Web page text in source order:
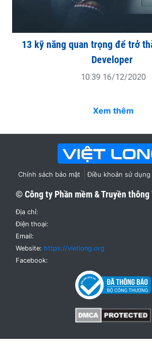
13 kỹ năng quan trọng để trở
Developer
10:39 16/12/2020
Xem thêm
Chính sách bảo mật Điều khoản sử dụng
© Công ty Phần mềm & Truyền thông
Địa chỉ:
Điện thoại:
Email:
Website: https://vietlong.org
Facebook: